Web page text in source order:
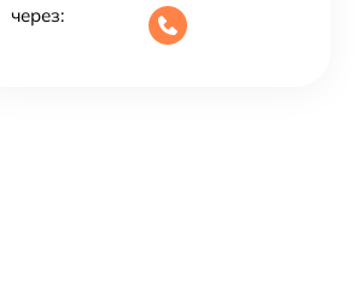
через: